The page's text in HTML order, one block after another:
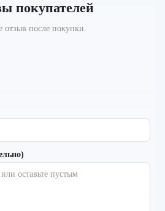
покупателей
отзыв после покупки.